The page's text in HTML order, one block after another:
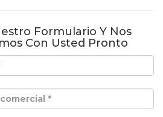
Formulario Y Nos
Con Usted Pronto